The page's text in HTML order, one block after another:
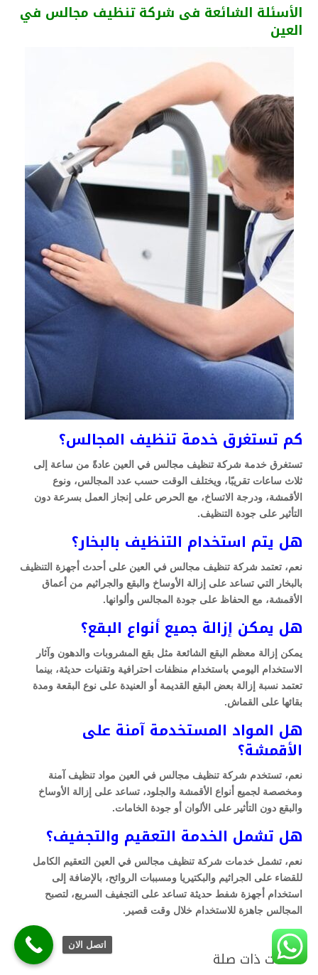
الأسئلة الشائعة فى شركة تنظيف مجالس في
العين
كم تستغرق خدمة تنظيف المجالس؟
تستغرق خدمة شركة تنظيف مجالس في العين عادةً من ساعة إلى
ثلاث ساعات تقريبًا، ويختلف الوقت حسب عدد المجالس، ونوع
الأقمشة، ودرجة الاتساخ، مع الحرص على إنجاز العمل بسرعة دون
التأثير على جودة التنظيف.
هل يتم استخدام التنظيف بالبخار؟
نعم، تعتمد شركة تنظيف مجالس في العين على أحدث أجهزة التنظيف
بالبخار التي تساعد على إزالة الأوساخ والبقع والجراثيم من أعماق
الأقمشة، مع الحفاظ على جودة المجالس وألوانها.
هل يمكن إزالة جميع أنواع البقع؟
يمكن إزالة معظم البقع الشائعة مثل بقع المشروبات والدهون وآثار
الاستخدام اليومي باستخدام منظفات احترافية وتقنيات حديثة، بينما
تعتمد نسبة إزالة بعض البقع القديمة أو العنيدة على نوع البقعة ومدة
بقائها على القماش.
هل المواد المستخدمة آمنة على
الأقمشة؟
نعم، تستخدم شركة تنظيف مجالس في العين مواد تنظيف آمنة
ومخصصة لجميع أنواع الأقمشة والجلود، تساعد على إزالة الأوساخ
والبقع دون التأثير على الألوان أو جودة الخامات.
هل تشمل الخدمة التعقيم والتجفيف؟
نعم، تشمل خدمات شركة تنظيف مجالس في العين التعقيم الكامل
للقضاء على الجراثيم والبكتيريا ومسببات الروائح، بالإضافة إلى
استخدام أجهزة شفط حديثة تساعد على التجفيف السريع، لتصبح
المجالس جاهزة للاستخدام خلال وقت قصير.
مقالات ذات صلة
اتصل الان